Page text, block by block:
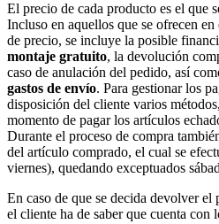
El precio de cada producto es el que
Incluso en aquellos que se ofrecen en
de precio, se incluye la posible
montaje gratuito, la devolución
caso de anulación del pedido, así
gastos de envío. Para gestionar los
disposición del cliente varios
momento de pagar los artículos
Durante el proceso de compra
del artículo comprado, el cual se
viernes), quedando exceptuados
En caso de que se decida devolver
el cliente ha de saber que cuenta con